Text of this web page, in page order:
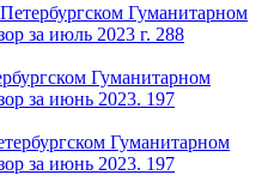
Гуманитарном
за июль 2023 г. 288
Гуманитарном
за июнь 2023. 197